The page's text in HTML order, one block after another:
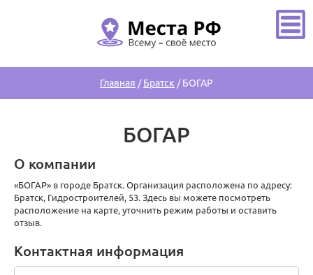
Главная /Братск /БОГАР
БОГАР
О компании
«БОГАР» в городе Братск. Организация расположена по адресу:
Братск, Гидростроителей, 53. Здесь вы можете посмотреть
расположение на карте, уточнить режим работы и оставить
отзыв.
Контактная информация